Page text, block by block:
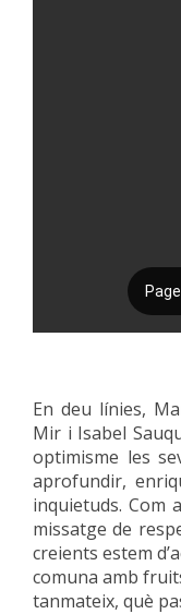
En deu línies,
Mir i Isabel
optimisme les
aprofundir,
inquietuds. Com
missatge de
creients estem
comuna amb
tanmateix, què